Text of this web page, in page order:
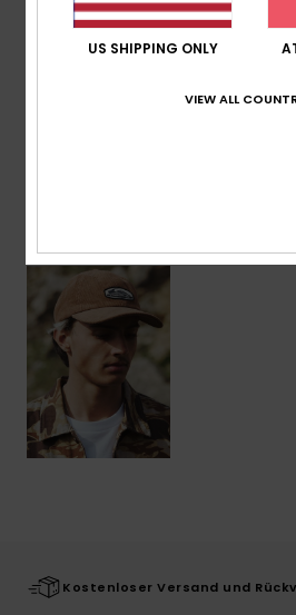
Zusammensetzung[Hauptstoff]
Baumwolle
Kostenloser Versand und
US SHIPPING ONLY
VIEW ALL